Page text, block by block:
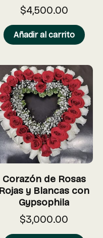
$4,500.00
Añadir al carrito
Corazón de Rosas
Rojas y Blancas con
Gypsophila
$3,000.00